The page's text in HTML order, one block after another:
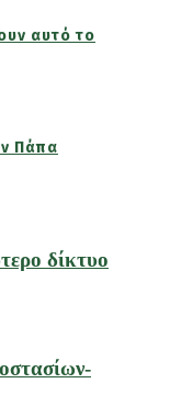
αυτό το
Πάπα
δίκτυο